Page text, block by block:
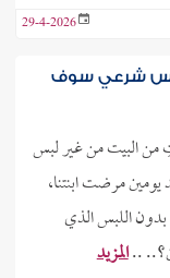
29-4-2026
لبس شرعي سوف
من البيت من غير لبس
مرضت ابنتنا،
اللبس الذي
..المزيد